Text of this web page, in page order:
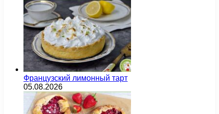
Французский лимонный тарт
05.08.2026